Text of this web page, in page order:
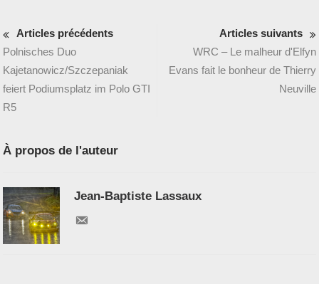
Articles précédents
Polnisches Duo
Kajetanowicz/Szczepaniak
feiert Podiumsplatz im Polo GTI
R5
Articles suivants
WRC – Le malheur d'Elfyn
Evans fait le bonheur de Thierry
Neuville
À propos de l'auteur
Jean-Baptiste Lassaux